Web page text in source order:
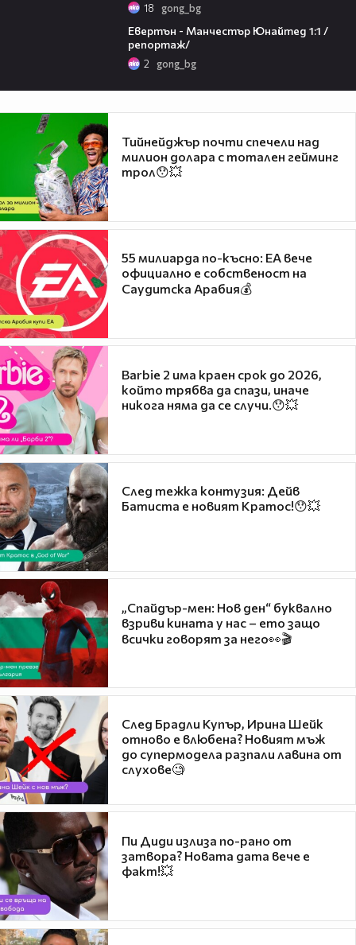
18 gong_bg
Евертън - Манчестър Юнайтед 1:1 /
репортаж/
2 gong_bg
Тийнейджър почти спечели над
милион долара с тотален гейминг
трол😯💥
55 милиарда по-късно: EA вече
официално е собственост на
Саудитска Арабия💰
Barbie 2 има краен срок до 2026,
който трябва да спази, иначе
никога няма да се случи.😯💥
След тежка контузия: Дейв
Батиста е новият Кратос!😯💥
„Спайдър-мен: Нов ден“ буквално
взриви кината у нас – ето защо
всички говорят за него👀🎬
След Брадли Купър, Ирина Шейк
отново е влюбена? Новият мъж
до супермодела разпали лавина от
слухове🧐
Пи Диди излиза по-рано от
затвора? Новата дата вече е
факт!💥